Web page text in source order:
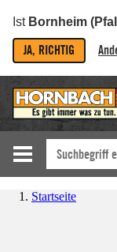
Ist Bornheim
JA, RICHTIG
Startseite